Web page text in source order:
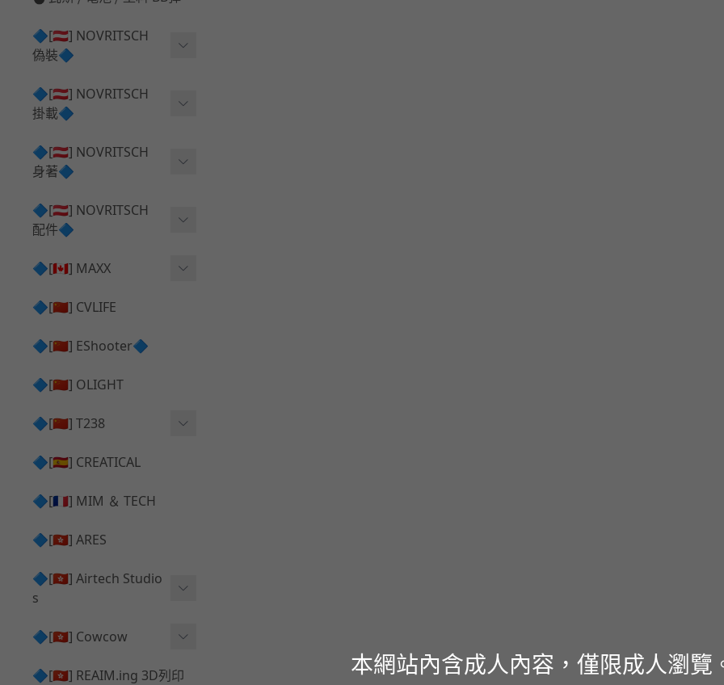
🔷[🇦🇹] NOVRITSCH
偽裝🔷
上衣夾克 ⧸ Jacket
兜帽 ⧸ Hood
手持 裝備 ⧸ 偽裝
披肩 ⧸ Shoulder Piece
onie
🔷[🇦🇹] NOVRITSCH
掛載🔷
AR ⧸ DMR 彈匣用
SMG ⧸ SSR90 彈匣用
腰包 ⧸ 萬用包
HPA 氣瓶袋 ⧸ 水袋包
手槍 彈匣用
🔷[🇦🇹] NOVRITSCH
身著🔷
闊邊帽 ⧸ Boonie Hat
戰術背心+前掛 ⧸ Plate Car
rier+Flap
tlebelt
護目鏡 ⧸ 除霧器
腰帶 ⧸ 腿掛
🔷[🇦🇹] NOVRITSCH
配件🔷
✅ 快拔槍套 ⧸ 槍背帶
✅ 槍架 ⧸ 訓練靶具 ⧸ 工具
🔷[🇨🇦] MAXX
AEG 活塞頭 ⧸ AEG Piston
HOP座 ⧸ HOP-UP
競速扳機 ⧸ Speed Trigger
彈匣釋放鈕 ⧸ Mag Releas
推嘴 ⧸ Nozzle
🔷[🇨🇳] CVLIFE
🔷[🇨🇳] EShooter🔷
🔷[🇨🇳] OLIGHT
🔷[🇨🇳] T238
電子扳機
發光器
🔷[🇪🇸] CREATICAL
🔷[🇫🇷] MIM ＆ TECH
🔷[🇭🇰] ARES
🔷[🇭🇰] Airtech Studio
s
VFC
G＆G
🔷[🇭🇰] Cowcow
TM Glock 系列
🔷[🇭🇰] REAIM.ing 3D列印
本網站內含成人內容，僅限成人瀏覽